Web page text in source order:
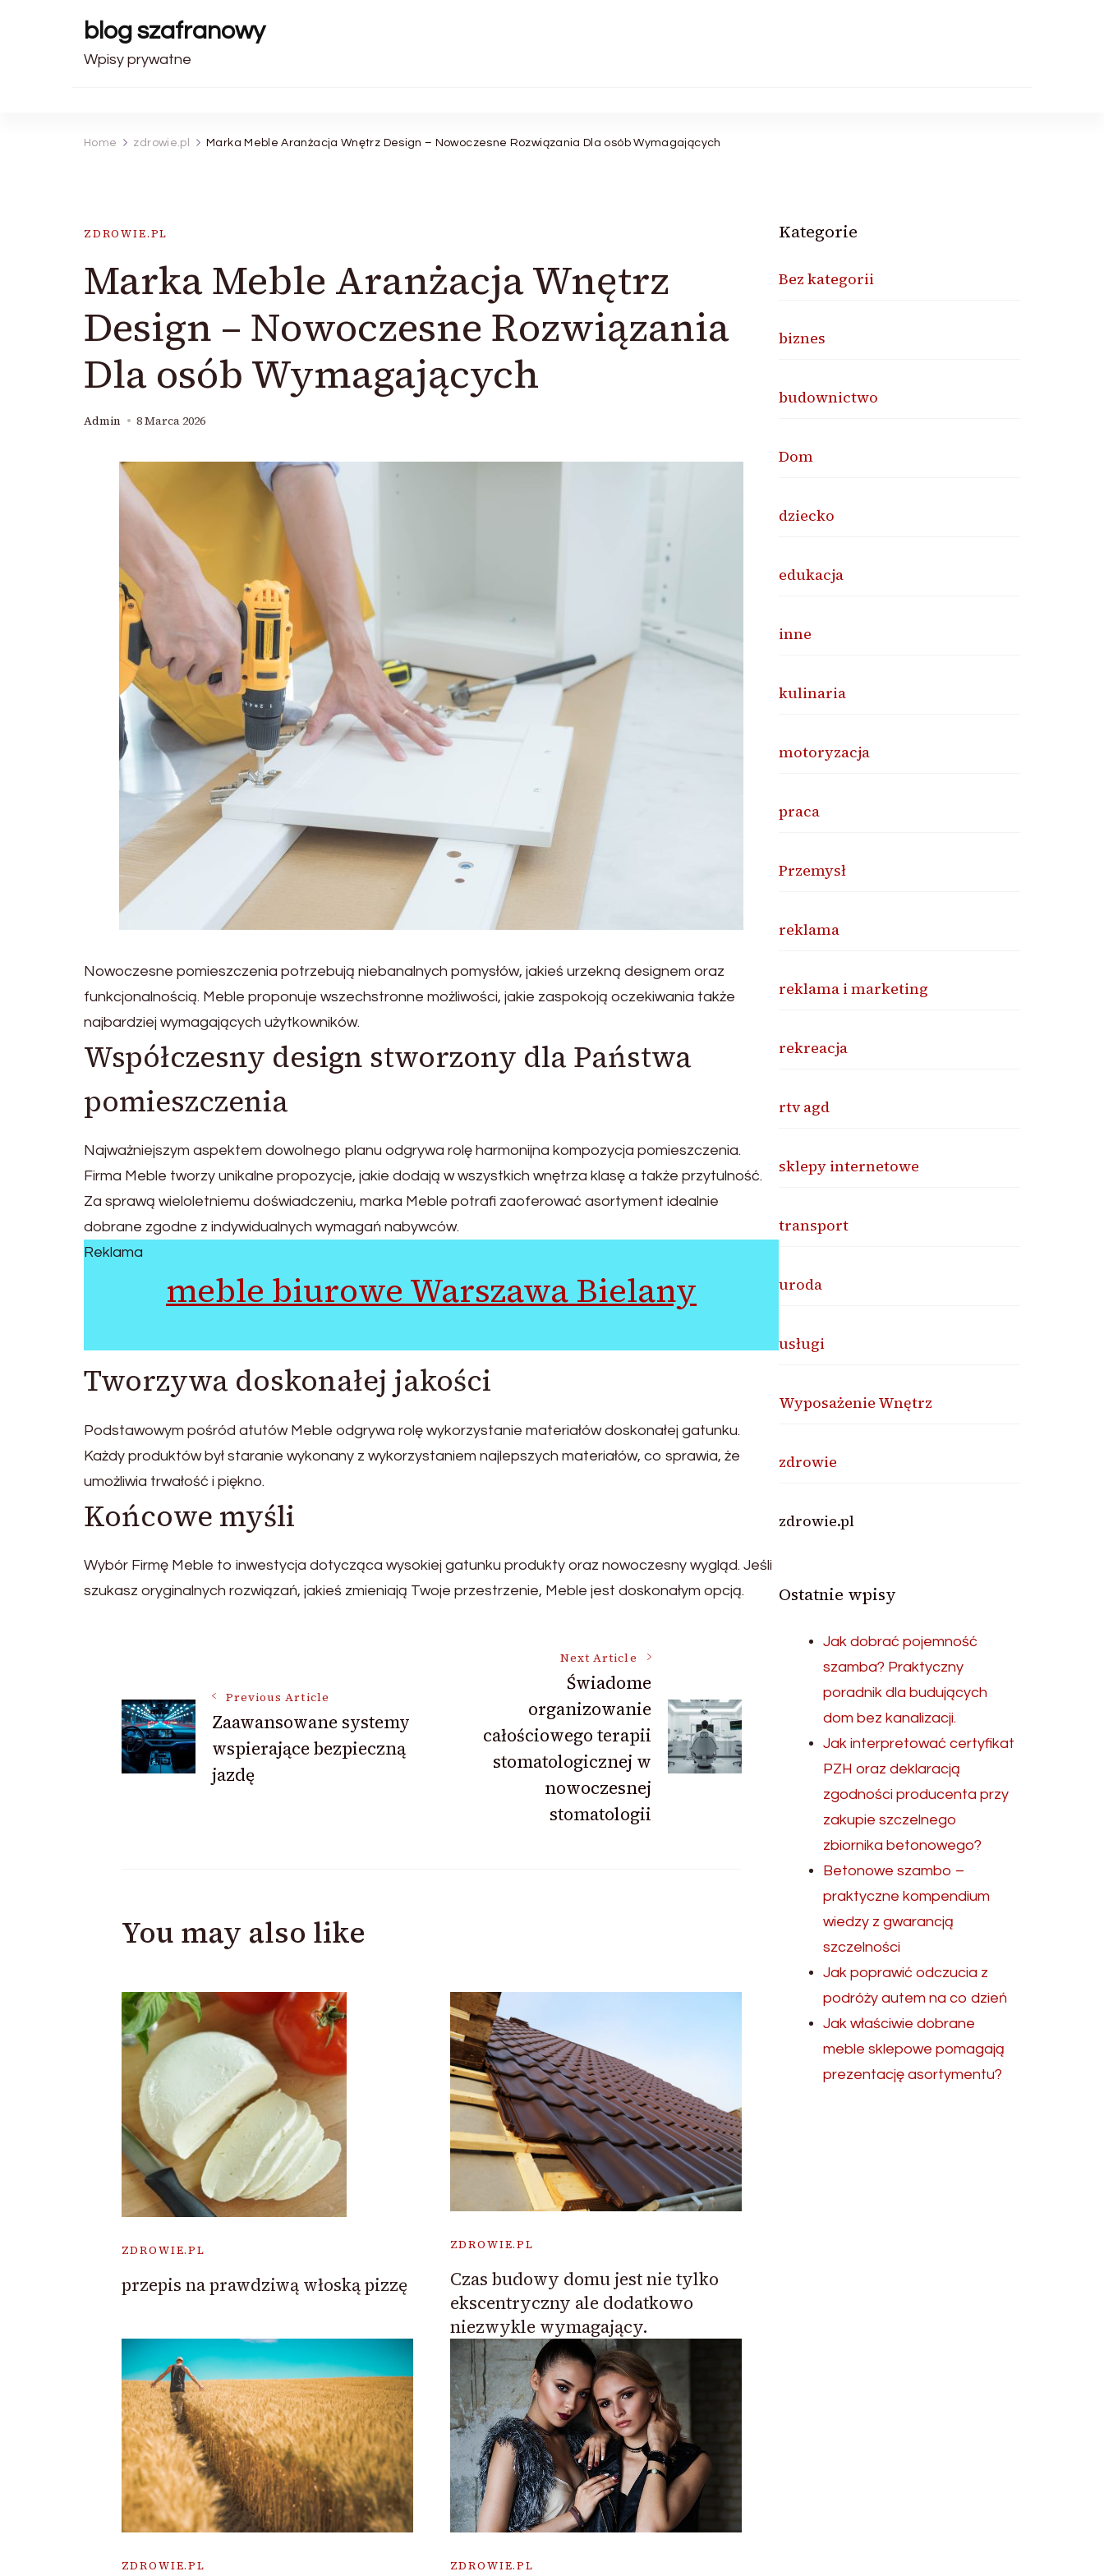
blog szafranowy
Wpisy prywatne
Home zdrowie.pl Marka Meble Aranżacja Wnętrz Design – Nowoczesne Rozwiązania Dla osób Wymagających
ZDROWIE.PL
Marka Meble Aranżacja Wnętrz
Design – Nowoczesne Rozwiązania
Dla osób Wymagających
Admin 8 Marca 2026
Nowoczesne pomieszczenia potrzebują niebanalnych pomysłów, jakieś urzekną designem oraz
funkcjonalnością. Meble proponuje wszechstronne możliwości, jakie zaspokoją oczekiwania także
najbardziej wymagających użytkowników.
Współczesny design stworzony dla Państwa
pomieszczenia
Najważniejszym aspektem dowolnego planu odgrywa rolę harmonijna kompozycja pomieszczenia.
Firma Meble tworzy unikalne propozycje, jakie dodają w wszystkich wnętrza klasę a także przytulność.
Za sprawą wieloletniemu doświadczeniu, marka Meble potrafi zaoferować asortyment idealnie
dobrane zgodne z indywidualnych wymagań nabywców.
Reklama
meble biurowe Warszawa Bielany
Tworzywa doskonałej jakości
Podstawowym pośród atutów Meble odgrywa rolę wykorzystanie materiałów doskonałej gatunku.
Każdy produktów był staranie wykonany z wykorzystaniem najlepszych materiałów, co sprawia, że
umożliwia trwałość i piękno.
Końcowe myśli
Wybór Firmę Meble to inwestycja dotycząca wysokiej gatunku produkty oraz nowoczesny wygląd. Jeśli
szukasz oryginalnych rozwiązań, jakieś zmieniają Twoje przestrzenie, Meble jest doskonałym opcją.
Navigation
Previous Article
Zaawansowane systemy
wspierające bezpieczną
jazdę
Next Article
Świadome
organizowanie
całościowego terapii
stomatologicznej w
nowoczesnej
stomatologii
You may also like
ZDROWIE.PL
przepis na prawdziwą włoską pizzę
ZDROWIE.PL
Czas budowy domu jest nie tylko
ekscentryczny ale dodatkowo
niezwykle wymagający.
ZDROWIE.PL ZDROWIE.PL
Kategorie
Bez kategorii
biznes
budownictwo
Dom
dziecko
edukacja
inne
kulinaria
motoryzacja
praca
Przemysł
reklama
reklama i marketing
rekreacja
rtv agd
sklepy internetowe
transport
uroda
usługi
Wyposażenie Wnętrz
zdrowie
zdrowie.pl
Ostatnie wpisy
Jak dobrać pojemność
szamba? Praktyczny
poradnik dla budujących
dom bez kanalizacji.
Jak interpretować certyfikat
PZH oraz deklaracją
zgodności producenta przy
zakupie szczelnego
zbiornika betonowego?
Betonowe szambo –
praktyczne kompendium
wiedzy z gwarancją
szczelności
Jak poprawić odczucia z
podróży autem na co dzień
Jak właściwie dobrane
meble sklepowe pomagają
prezentację asortymentu?